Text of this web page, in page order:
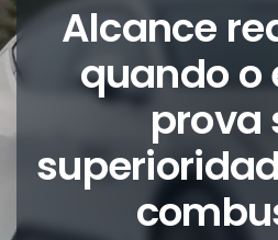
Alcance
quando o
prova